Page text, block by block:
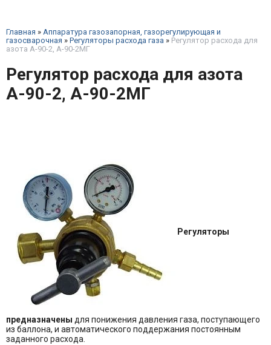
Главная » Аппаратура газозапорная, газорегулирующая и
газосварочная » Регуляторы расхода газа » Регулятор расхода для
азота А-90-2, А-90-2МГ
Регулятор расхода для азота
А-90-2, А-90-2МГ
Регуляторы
предназначены для понижения давления газа, поступающего
из баллона, и автоматического поддержания постоянным
заданного расхода.